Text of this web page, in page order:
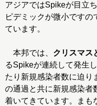
アジアではSpikeが目立
ピデミックが微小ですの
ています。
本邦では、 クリスマス
るSpikeが連続して発生
たり新規感染者数に迫り
の通過と共に新規感染者
着いてきています。まも